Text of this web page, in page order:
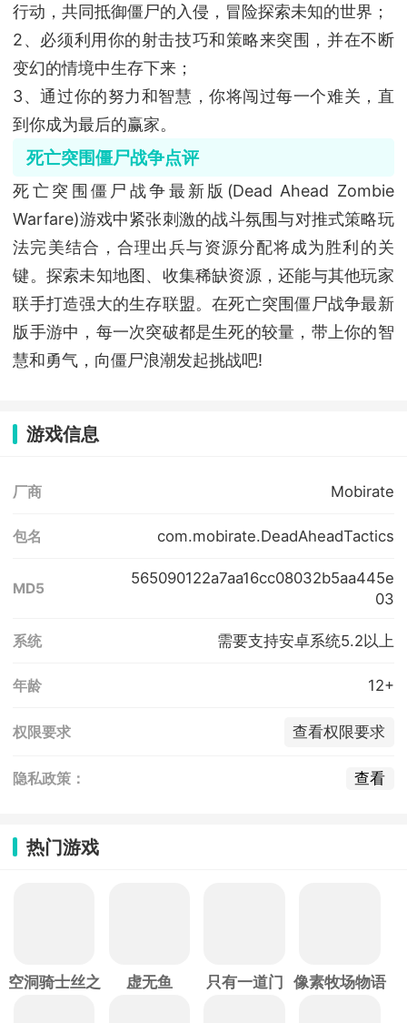
行动，共同抵御僵尸的入侵，冒险探索未知的世界；
2、必须利用你的射击技巧和策略来突围，并在不断
变幻的情境中生存下来；
3、通过你的努力和智慧，你将闯过每一个难关，直
到你成为最后的赢家。
死亡突围僵尸战争点评
死亡突围僵尸战争最新版 (Dead Ahead Zombie
Warfare)游戏中紧张刺激的战斗氛围与对推式策略玩
法完美结合，合理出兵与资源分配将成为胜利的关
键。探索未知地图、收集稀缺资源，还能与其他玩家
联手打造强大的生存联盟。在死亡突围僵尸战争最新
版手游中，每一次突破都是生死的较量，带上你的智
慧和勇气，向僵尸浪潮发起挑战吧!
游戏信息
厂商 Mobirate
包名 com.mobirate.DeadAheadTactics
MD5
565090122a7aa16cc08032b5aa445e
03
系统 需要支持安卓系统5.2以上
年龄 12+
权限要求 查看权限要求
隐私政策： 查看
热门游戏
空洞骑士丝之
虚无鱼 只有一道门 像素牧场物语